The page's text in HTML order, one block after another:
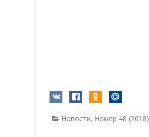
Новости, Номер 48 (2018)